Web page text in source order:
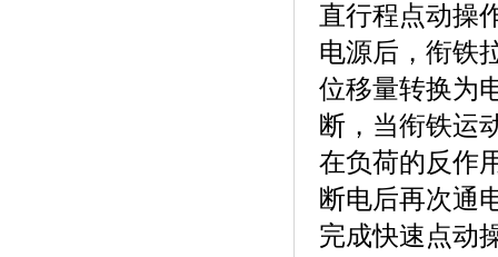
直行程点动操
电源后，衔铁
位移量转换为
断，当衔铁运
在负荷的反作
断电后再次通
完成快速点动